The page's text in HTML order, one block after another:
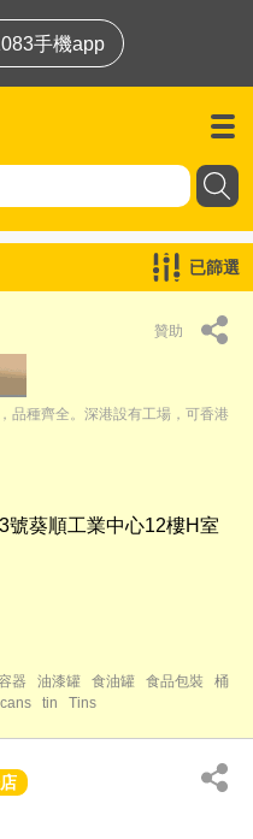
手機app
已篩選
贊助
品種齊全。深港設有工場，可香港
號葵順工業中心12樓H室
器 油漆罐 食油罐 食品包裝
桶
cans tin Tins